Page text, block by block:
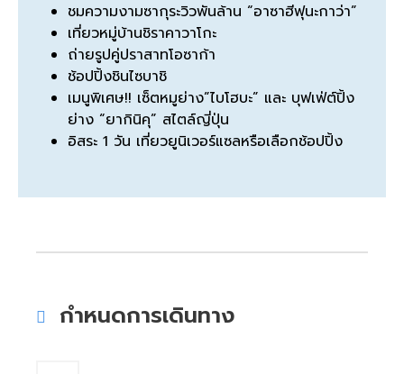
ชมความงามซากุระวิวพันล้าน “อาซาฮีฟุนะกาว่า”
เที่ยวหมู่บ้านชิราคาวาโกะ
ถ่ายรูปคู่ปราสาทโอซาก้า
ช้อปปิ้งชินไซบาชิ
เมนูพิเศษ!! เซ็ตหมูย่าง”ไบโฮบะ” และ บุฟเฟ่ต์ปิ้ง
ย่าง “ยากินิคุ” สไตล์ญี่ปุ่น
อิสระ 1 วัน เที่ยวยูนิเวอร์แซลหรือเลือกช้อปปิ้ง
กำหนดการเดินทาง